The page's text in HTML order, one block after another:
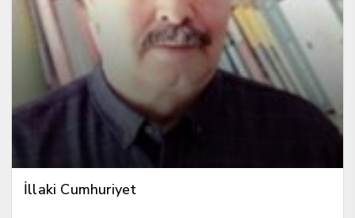
İllaki Cumhuriyet